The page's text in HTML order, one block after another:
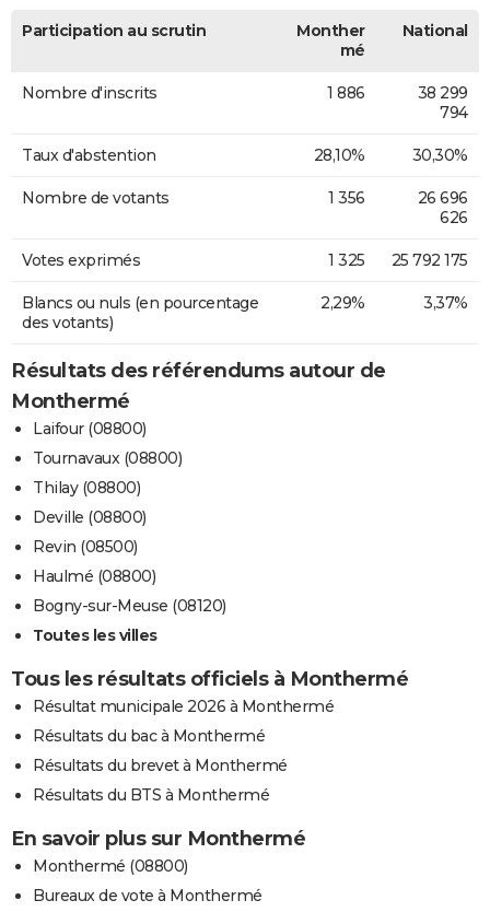
Participation au scrutin
Monther
mé
National
Nombre d'inscrits 1 886
38 299
794
Taux d'abstention 28,10% 30,30%
Nombre de votants 1 356
26 696
626
Votes exprimés 1 325 25 792 175
Blancs ou nuls (en pourcentage
des votants)
2,29% 3,37%
Résultats des référendums autour de
Monthermé
Laifour (08800)
Tournavaux (08800)
Thilay (08800)
Deville (08800)
Revin (08500)
Haulmé (08800)
Bogny-sur-Meuse (08120)
Toutes les villes
Tous les résultats officiels à Monthermé
Résultat municipale 2026 à Monthermé
Résultats du bac à Monthermé
Résultats du brevet à Monthermé
Résultats du BTS à Monthermé
En savoir plus sur Monthermé
Monthermé (08800)
Bureaux de vote à Monthermé